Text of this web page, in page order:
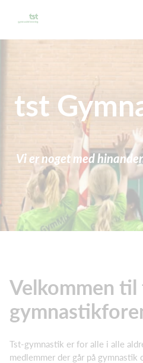
tst
Vi er noget med
Velkommen
Tst-gymnastik er for alle i alle
medlemmer der går på